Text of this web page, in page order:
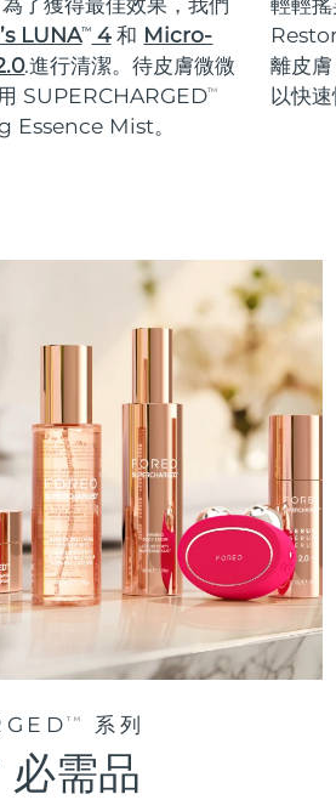
LUNATM 4 和 Micro-
.進行清潔。待皮膚微微
SUPERCHARGEDTM
Essence Mist。
離皮
以快
TM 系列
需品
預計送達日期 8/15/26
預計送達日期 8/16/26